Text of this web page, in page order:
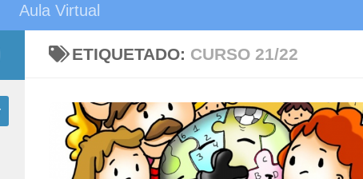
Aula Virtual
ETIQUETADO: CURSO 21/22